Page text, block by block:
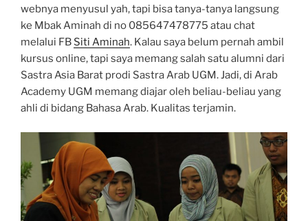
webnya menyusul yah, tapi bisa tanya-tanya langsung
ke Mbak Aminah di no 085647478775 atau chat
melalui FB Siti Aminah. Kalau saya belum pernah ambil
kursus online, tapi saya memang salah satu alumni dari
Sastra Asia Barat prodi Sastra Arab UGM. Jadi, di Arab
Academy UGM memang diajar oleh beliau-beliau yang
ahli di bidang Bahasa Arab. Kualitas terjamin.